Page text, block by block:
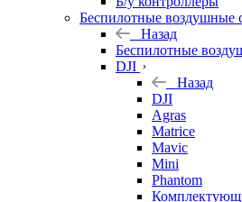
Беспилотные воздушные
Назад
Беспилотные
DJI
Назад
DJI
Agras
Matrice
Mavic
Mini
Phantom